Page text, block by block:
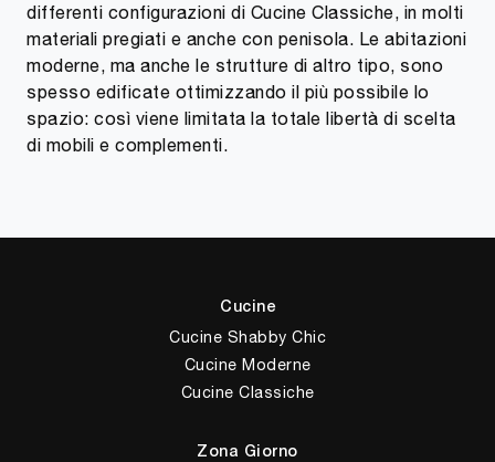
differenti configurazioni di Cucine Classiche, in molti
materiali pregiati e anche con penisola. Le abitazioni
moderne, ma anche le strutture di altro tipo, sono
spesso edificate ottimizzando il più possibile lo
spazio: così viene limitata la totale libertà di scelta
di mobili e complementi.
Cucine
Cucine Shabby Chic
Cucine Moderne
Cucine Classiche
Zona Giorno